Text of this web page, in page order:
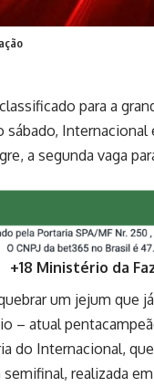
para a
Internacional
a segunda vaga
+18 Ministério da
um jejum que
– atual
do Internacional,
realizada